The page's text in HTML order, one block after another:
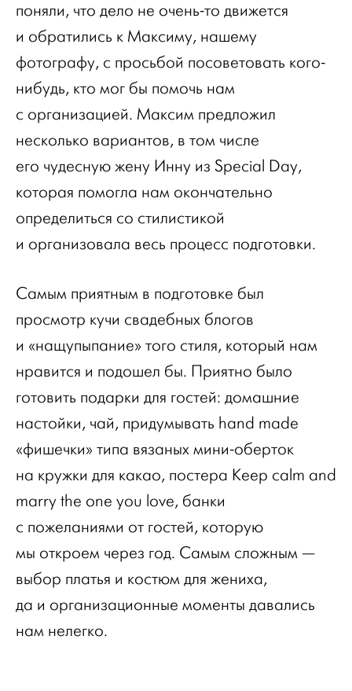
поняли, что дело не очень-то движется
и обратились к Максиму, нашему
фотографу, с просьбой посоветовать кого-
нибудь, кто мог бы помочь нам
с организацией. Максим предложил
несколько вариантов, в том числе
его чудесную жену Инну из Special Day,
которая помогла нам окончательно
определиться со стилистикой
и организовала весь процесс подготовки.
Самым приятным в подготовке был
просмотр кучи свадебных блогов
и «нащупыпание» того стиля, который нам
нравится и подошел бы. Приятно было
готовить подарки для гостей: домашние
настойки, чай, придумывать hand made
«фишечки» типа вязаных мини-оберток
на кружки для какао, постера Keep calm and
marry the one you love, банки
с пожеланиями от гостей, которую
мы откроем через год. Самым сложным —
выбор платья и костюм для жениха,
да и организационные моменты давались
нам нелегко.